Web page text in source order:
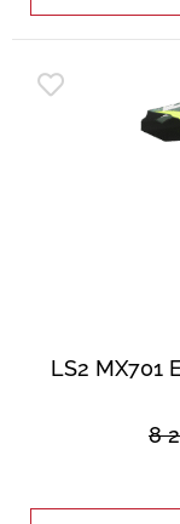
LS2 MX701
8